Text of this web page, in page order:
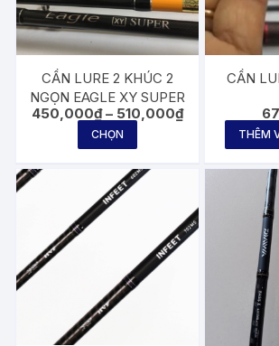
CẦN LURE 2 KHÚC 2
NGỌN EAGLE XY SUPER
450,000₫ – 510,000₫Khoảng
giá:
450,000₫
đến
CHỌN
phẩm
này
biến
thể.
Các
CẦN
THÊM